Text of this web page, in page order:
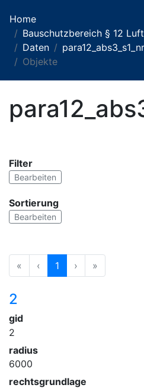
Home
Bauschutzbereich § 12
Daten
Objekte
Filter
Bearbeiten
Sortierung
Bearbeiten
« ‹ 1 › »
2
gid
2
radius
6000
rechtsgrundlage